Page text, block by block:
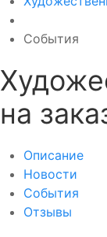
События
на
Описание
Новости
События
Отзывы